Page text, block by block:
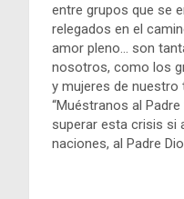
entre grupos que se
relegados en el
amor pleno… son
nosotros, como los
y mujeres de nuestro
“Muéstranos al
superar esta crisis si
naciones, al Padre